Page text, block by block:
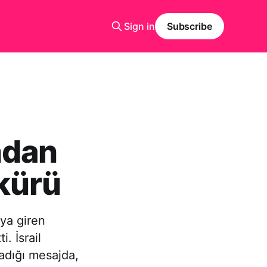
Sign in Subscribe
giren
İsrail
mesajda,